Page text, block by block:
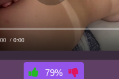
/ 0:00
79%